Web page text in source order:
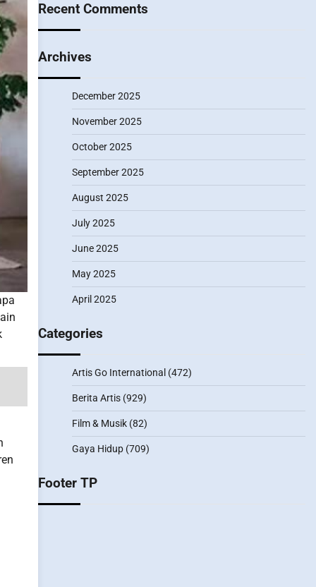
Recent Comments
Archives
December 2025
November 2025
October 2025
September 2025
August 2025
July 2025
June 2025
May 2025
April 2025
Categories
Artis Go International (472)
Berita Artis(929)
Film & Musik(82)
Gaya Hidup(709)
Footer TP